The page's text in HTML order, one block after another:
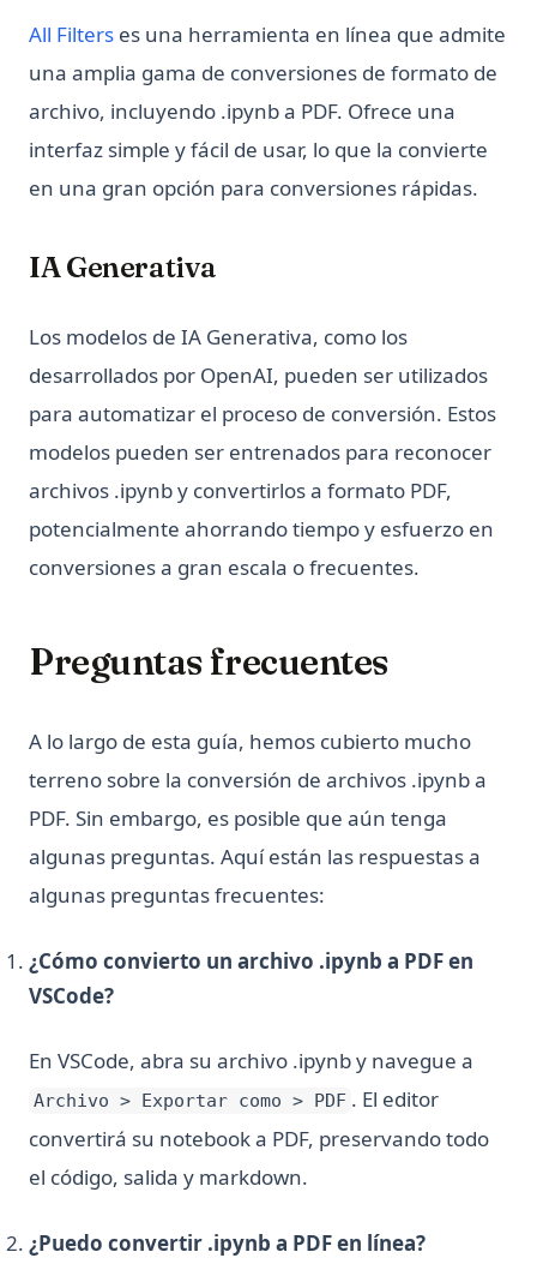
All Filters(opens in a new tab)
es una herramienta en línea que admite
una amplia gama de conversiones de formato de
archivo, incluyendo .ipynb a PDF. Ofrece una
interfaz simple y fácil de usar, lo que la convierte
en una gran opción para conversiones rápidas.
IA Generativa
Los modelos de IA Generativa, como los
desarrollados por OpenAI, pueden ser utilizados
para automatizar el proceso de conversión. Estos
modelos pueden ser entrenados para reconocer
archivos .ipynb y convertirlos a formato PDF,
potencialmente ahorrando tiempo y esfuerzo en
conversiones a gran escala o frecuentes.
Preguntas frecuentes
A lo largo de esta guía, hemos cubierto mucho
terreno sobre la conversión de archivos .ipynb a
PDF. Sin embargo, es posible que aún tenga
algunas preguntas. Aquí están las respuestas a
algunas preguntas frecuentes:
¿Cómo convierto un archivo .ipynb a PDF en
VSCode?
En VSCode, abra su archivo .ipynb y navegue a
Archivo > Exportar como > PDF . El editor
convertirá su notebook a PDF, preservando todo
el código, salida y markdown.
¿Puedo convertir .ipynb a PDF en línea?